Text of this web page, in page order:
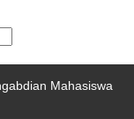
Mahasiswa